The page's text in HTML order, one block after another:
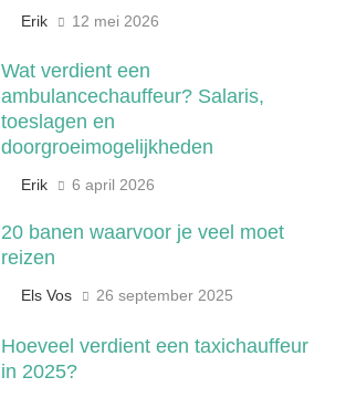
Erik 12 mei 2026
Wat verdient een
ambulancechauffeur? Salaris,
toeslagen en
doorgroeimogelijkheden
Erik 6 april 2026
20 banen waarvoor je veel moet
reizen
Els Vos 26 september 2025
Hoeveel verdient een taxichauffeur
in 2025?
De 538 Ochtendshow: dit moet je
ochtendduo van Nederland
MEDIA EN COMMUNICATIE
Kwantitatief of kwalitatief
onderzoek: wat is het verschil?
Wat verdient een machine
operator? Salaris, factoren en
doorgroeimogelijkheden
TECHNIEK, PRODUCTIE EN BOUW